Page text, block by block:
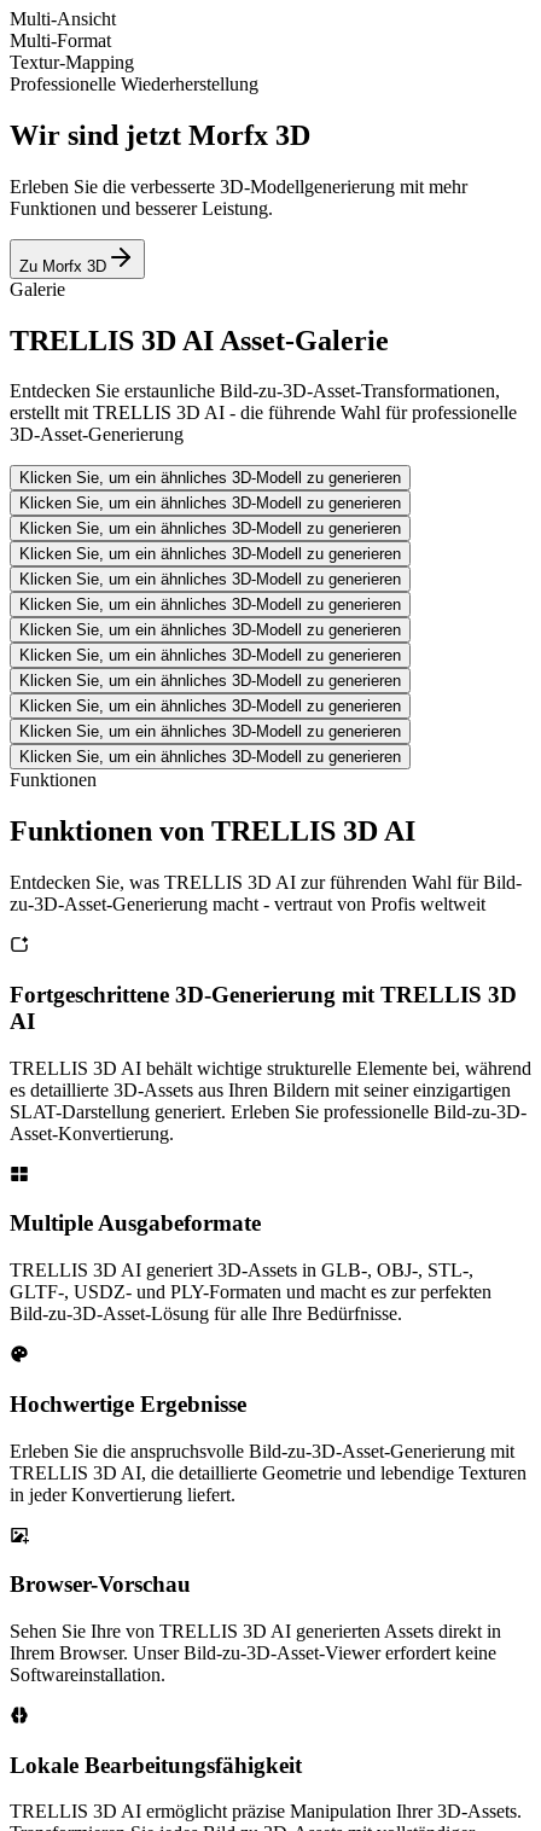
Multi-Ansicht
Multi-Format
Textur-Mapping
Professionelle Wiederherstellung
Wir sind jetzt Morfx 3D
Erleben Sie die verbesserte 3D-Modellgenerierung mit mehr
Funktionen und besserer Leistung.
Zu Morfx 3D
Galerie
TRELLIS 3D AI Asset-Galerie
Entdecken Sie erstaunliche Bild-zu-3D-Asset-Transformationen,
erstellt mit TRELLIS 3D AI - die führende Wahl für professionelle
3D-Asset-Generierung
Klicken Sie, um ein ähnliches 3D-Modell zu generieren
Klicken Sie, um ein ähnliches 3D-Modell zu generieren
Klicken Sie, um ein ähnliches 3D-Modell zu generieren
Klicken Sie, um ein ähnliches 3D-Modell zu generieren
Klicken Sie, um ein ähnliches 3D-Modell zu generieren
Klicken Sie, um ein ähnliches 3D-Modell zu generieren
Klicken Sie, um ein ähnliches 3D-Modell zu generieren
Klicken Sie, um ein ähnliches 3D-Modell zu generieren
Klicken Sie, um ein ähnliches 3D-Modell zu generieren
Klicken Sie, um ein ähnliches 3D-Modell zu generieren
Klicken Sie, um ein ähnliches 3D-Modell zu generieren
Klicken Sie, um ein ähnliches 3D-Modell zu generieren
Funktionen
Funktionen von TRELLIS 3D AI
Entdecken Sie, was TRELLIS 3D AI zur führenden Wahl für Bild-
zu-3D-Asset-Generierung macht - vertraut von Profis weltweit
Fortgeschrittene 3D-Generierung mit TRELLIS 3D
AI
TRELLIS 3D AI behält wichtige strukturelle Elemente bei, während
es detaillierte 3D-Assets aus Ihren Bildern mit seiner einzigartigen
SLAT-Darstellung generiert. Erleben Sie professionelle Bild-zu-3D-
Asset-Konvertierung.
Multiple Ausgabeformate
TRELLIS 3D AI generiert 3D-Assets in GLB-, OBJ-, STL-,
GLTF-, USDZ- und PLY-Formaten und macht es zur perfekten
Bild-zu-3D-Asset-Lösung für alle Ihre Bedürfnisse.
Hochwertige Ergebnisse
Erleben Sie die anspruchsvolle Bild-zu-3D-Asset-Generierung mit
TRELLIS 3D AI, die detaillierte Geometrie und lebendige Texturen
in jeder Konvertierung liefert.
Browser-Vorschau
Sehen Sie Ihre von TRELLIS 3D AI generierten Assets direkt in
Ihrem Browser. Unser Bild-zu-3D-Asset-Viewer erfordert keine
Softwareinstallation.
Lokale Bearbeitungsfähigkeit
TRELLIS 3D AI ermöglicht präzise Manipulation Ihrer 3D-Assets.